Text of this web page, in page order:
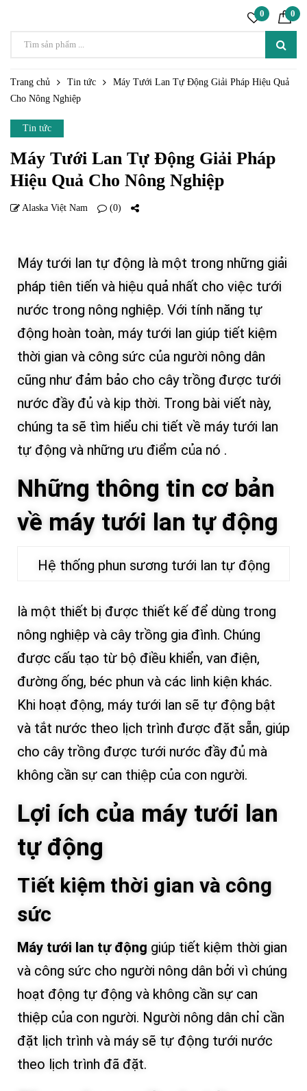
0 0
Trang chủ Tin tức
Máy Tưới Lan Tự Động Giải Pháp Hiệu Quả
Cho Nông Nghiệp
Tin tức
Máy Tưới Lan Tự Động Giải Pháp
Hiệu Quả Cho Nông Nghiệp
Alaska Việt Nam (0)
Máy tưới lan tự động là một trong những giải
pháp tiên tiến và hiệu quả nhất cho việc tưới
nước trong nông nghiệp. Với tính năng tự
động hoàn toàn, máy tưới lan giúp tiết kiệm
thời gian và công sức của người nông dân
cũng như đảm bảo cho cây trồng được tưới
nước đầy đủ và kịp thời. Trong bài viết này,
chúng ta sẽ tìm hiểu chi tiết về máy tưới lan
tự động và những ưu điểm của nó .
Những thông tin cơ bản
về máy tưới lan tự động
Hệ thống phun sương tưới lan tự động
là một thiết bị được thiết kế để dùng trong
nông nghiệp và cây trồng gia đình. Chúng
được cấu tạo từ bộ điều khiển, van điện,
đường ống, béc phun và các linh kiện khác.
Khi hoạt động, máy tưới lan sẽ tự động bật
và tắt nước theo lịch trình được đặt sẵn, giúp
cho cây trồng được tưới nước đầy đủ mà
không cần sự can thiệp của con người.
Lợi ích của máy tưới lan
tự động
Tiết kiệm thời gian và công
sức
Máy tưới lan tự động giúp tiết kiệm thời gian
và công sức cho người nông dân bởi vì chúng
hoạt động tự động và không cần sự can
thiệp của con người. Người nông dân chỉ cần
đặt lịch trình và máy sẽ tự động tưới nước
theo lịch trình đã đặt.